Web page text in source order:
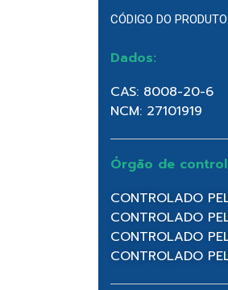
CÓDIGO DO
Dados:
CAS: 8008-20-6
NCM: 27101919
Órgão de
CONTROLADO
CONTROLADO
CONTROLADO
CONTROLADO